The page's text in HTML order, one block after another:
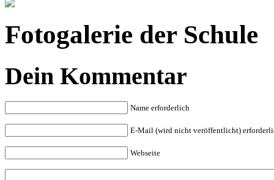
Fotogalerie der Schule
Dein Kommentar
Name erforderlich
E-Mail (wird nicht veröffentlicht)
Webseite